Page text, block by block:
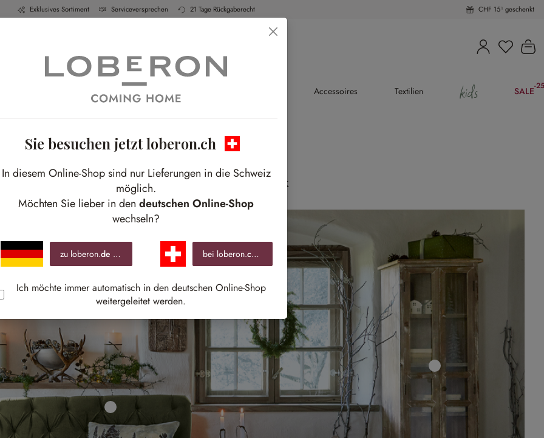
Exklusives Sortiment Serviceversprechen 21 Tage Rückgaberecht CHF 15¹ geschenkt
Du hast
Schlafen Bad Accessoires Textilien kids SALE-
Out of the woods
Accessoires für den perfekten Chalet-Look
Sie besuchen jetzt loberon.ch
In diesem Online-Shop sind nur Lieferungen in die Schweiz
möglich.
Möchten Sie lieber in den deutschen Online-Shop
wechseln?
zu loberon.de bei loberon.ch bleiben »
Ich möchte immer automatisch in den deutschen Online-Shop
weitergeleitet werden.